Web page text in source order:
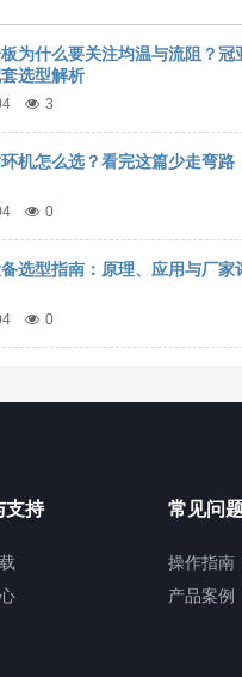
为什么要关注均温与流阻？冠
选型解析
3
机怎么选？看完这篇少走弯路
0
选型指南：原理、应用与厂家
0
支持 常见问
操作指南
产品案例